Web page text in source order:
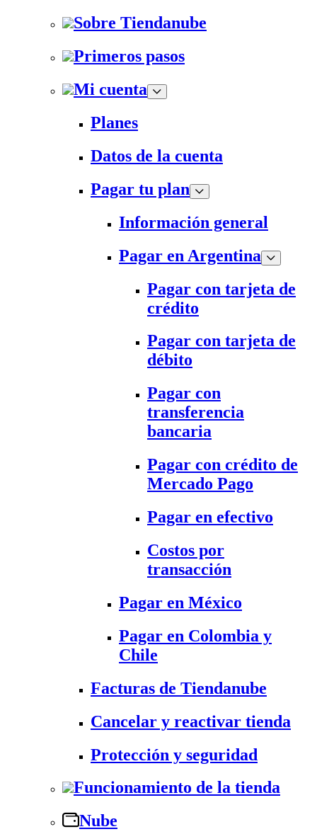
Sobre Tiendanube
Primeros pasos
Mi cuenta
Planes
Datos de la cuenta
Pagar tu plan
Información general
Pagar en Argentina
Pagar con tarjeta de
crédito
Pagar con tarjeta de
débito
Pagar con
transferencia
bancaria
Pagar con crédito de
Mercado Pago
Pagar en efectivo
Costos por
transacción
Pagar en México
Pagar en Colombia y
Chile
Facturas de Tiendanube
Cancelar y reactivar tienda
Protección y seguridad
Funcionamiento de la tienda
Nube